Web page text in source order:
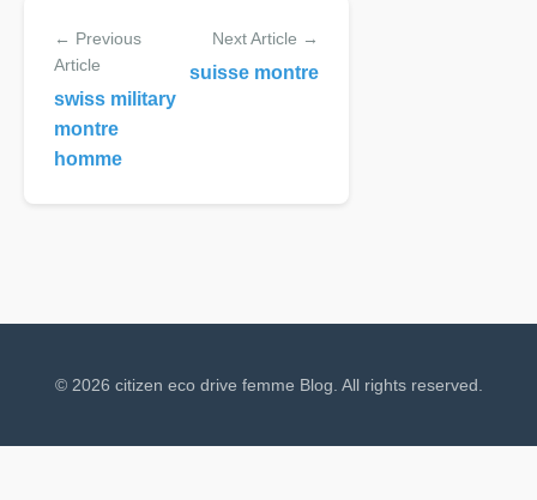
← Previous
Article
swiss military
montre
homme
Next Article →
suisse montre
© 2026 citizen eco drive femme Blog. All rights reserved.